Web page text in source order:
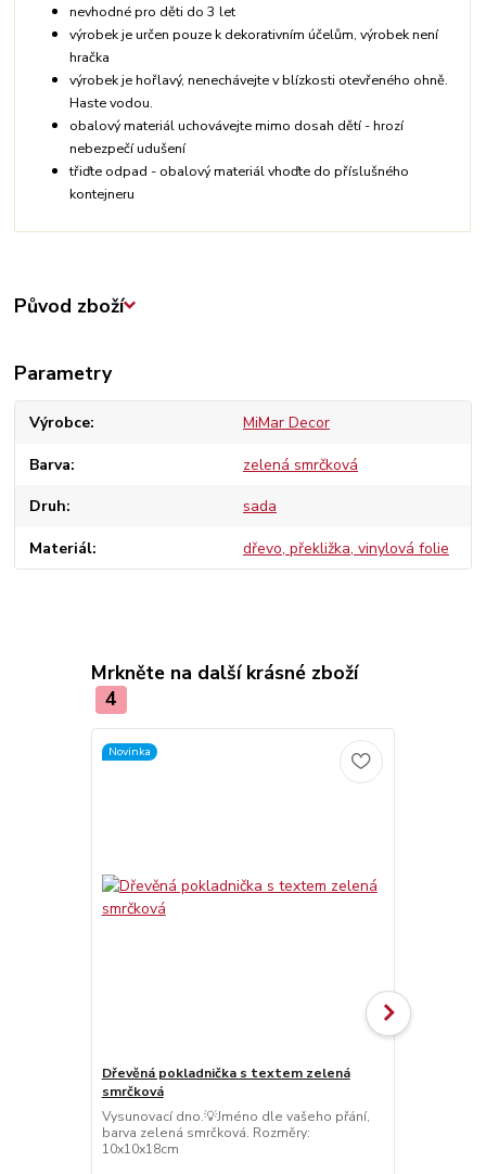
nevhodné pro děti do 3 let
výrobek je určen pouze k dekorativním účelům, výrobek není
hračka
výrobek je hořlavý, nenechávejte v blízkosti otevřeného ohně.
Haste vodou.
obalový materiál uchovávejte mimo dosah dětí - hrozí
nebezpečí udušení
třiďte odpad - obalový materiál vhoďte do příslušného
kontejneru
Původ zboží
Parametry
Výrobce MiMar Decor
Barva zelená smrčková
Druh sada
Materiál dřevo, překližka, vinylová folie
Mrkněte na další krásné zboží
4
Novinka
Dřevěná pokladnička s textem zelená
smrčková
Vysunovací dno.💡Jméno dle vašeho přání,
barva zelená smrčková. Rozměry:
10x10x18cm